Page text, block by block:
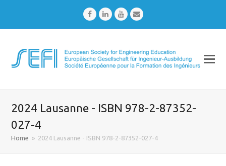
FacebookLinkedInYoutubeEmail
2024 Lausanne - ISBN 978-2-87352-
027-4
Home » 2024 Lausanne - ISBN 978-2-87352-027-4